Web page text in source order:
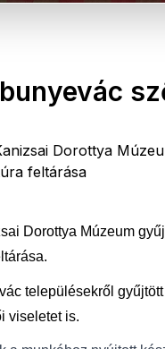
Dorottya
feltárása
Dorottya Múzeum
településekről
viseletet is.